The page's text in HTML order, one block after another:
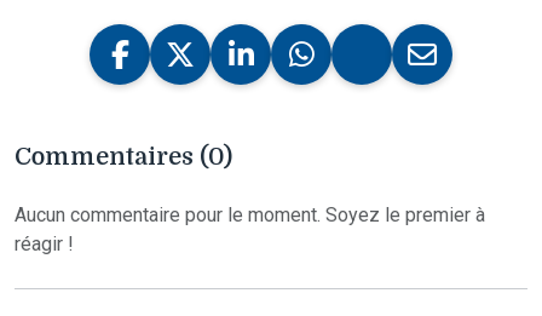
Commentaires (0)
Aucun commentaire pour le moment. Soyez le premier à
réagir !